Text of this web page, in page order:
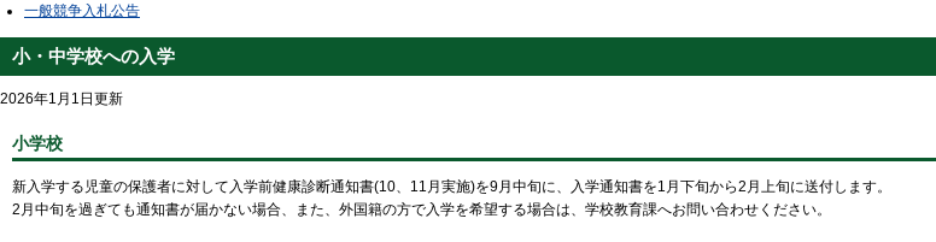
一般競争入札公告
小・中学校への入学
2026年1月1日更新
小学校
新入学する児童の保護者に対して入学前健康診断通知書(10、11月実施)を9月中旬に、入学通知書を1月下旬から2月上旬に送付します。
2月中旬を過ぎても通知書が届かない場合、また、外国籍の方で入学を希望する場合は、学校教育課へお問い合わせください。